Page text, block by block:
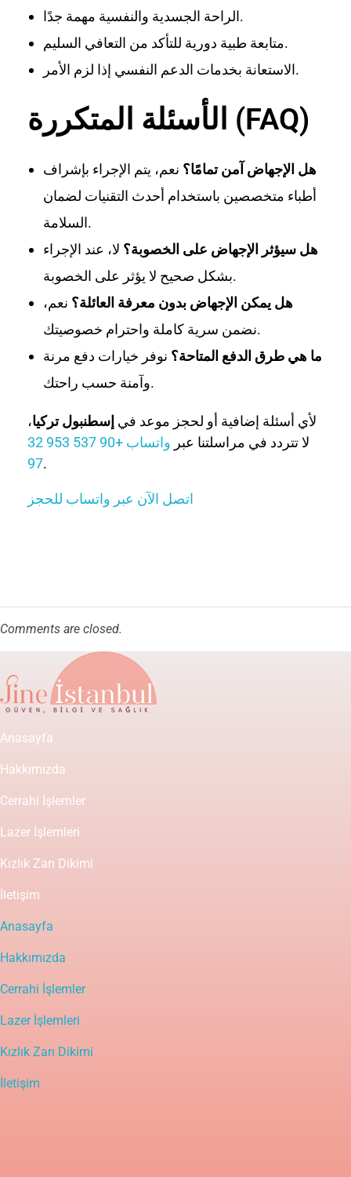
الراحة الجسدية والنفسية مهمة جدًا.
متابعة طبية دورية للتأكد من التعافي السليم.
الاستعانة بخدمات الدعم النفسي إذا لزم الأمر.
الأسئلة المتكررة (FAQ)
هل الإجهاض آمن تمامًا؟ نعم، يتم الإجراء بإشراف
أطباء متخصصين باستخدام أحدث التقنيات لضمان
السلامة.
هل سيؤثر الإجهاض على الخصوبة؟ لا، عند الإجراء
بشكل صحيح لا يؤثر على الخصوبة.
هل يمكن الإجهاض بدون معرفة العائلة؟ نعم،
نضمن سرية كاملة واحترام خصوصيتك.
ما هي طرق الدفع المتاحة؟ نوفر خيارات دفع مرنة
وآمنة حسب راحتك.
لأي أسئلة إضافية أو لحجز موعد في إسطنبول تركيا،
لا تتردد في مراسلتنا عبر
واتساب +90 537 953 32
97.
اتصل الآن عبر واتساب للحجز
Comments are closed.
Anasayfa
Hakkımızda
Cerrahi İşlemler
Lazer İşlemleri
Kızlık Zarı Dikimi
İletişim
Anasayfa
Hakkımızda
Cerrahi İşlemler
Lazer İşlemleri
Kızlık Zarı Dikimi
İletişim